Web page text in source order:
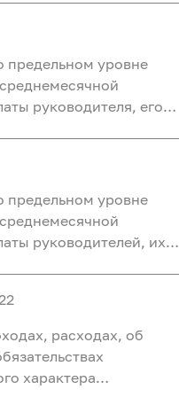
агентства по
за 2023 год
уровне
руководителя, его
агентства по
за 2022 год
уровне
руководителей, их
и
заработной платы
учета руководителя,
и главного
(вписать
расходах, об
характера